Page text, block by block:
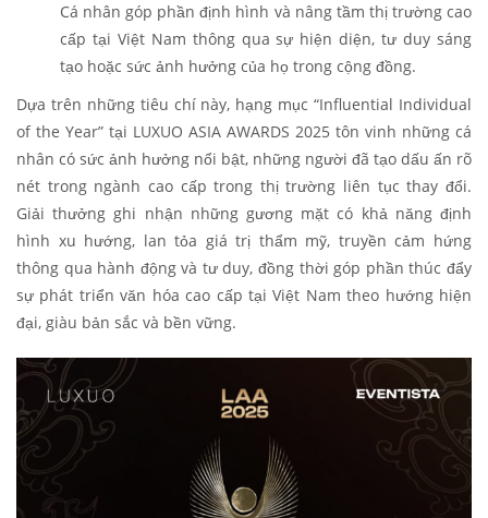
Cá nhân góp phần định hình và nâng tầm thị trường cao
cấp tại Việt Nam thông qua sự hiện diện, tư duy sáng
tạo hoặc sức ảnh hưởng của họ trong cộng đồng.
Dựa trên những tiêu chí này, hạng mục“Influential Individual
of the Year” tại LUXUO ASIA AWARDS 2025 tôn vinh những cá
nhân có sức ảnh hưởng nổi bật, những người đã tạo dấu ấn rõ
nét trong ngành cao cấp trong thị trường liên tục thay đổi.
Giải thưởng ghi nhận những gương mặt có khả năng định
hình xu hướng, lan tỏa giá trị thẩm mỹ, truyền cảm hứng
thông qua hành động và tư duy, đồng thời góp phần thúc đẩy
sự phát triển văn hóa cao cấp tại Việt Nam theo hướng hiện
đại, giàu bản sắc và bền vững.